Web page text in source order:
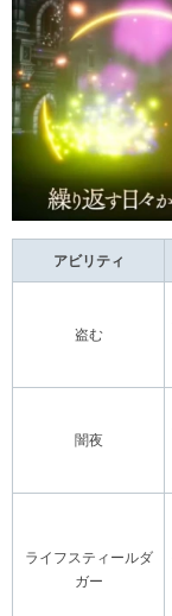
アビリティ
盗む
闇夜
ライフスティールダ
ガー